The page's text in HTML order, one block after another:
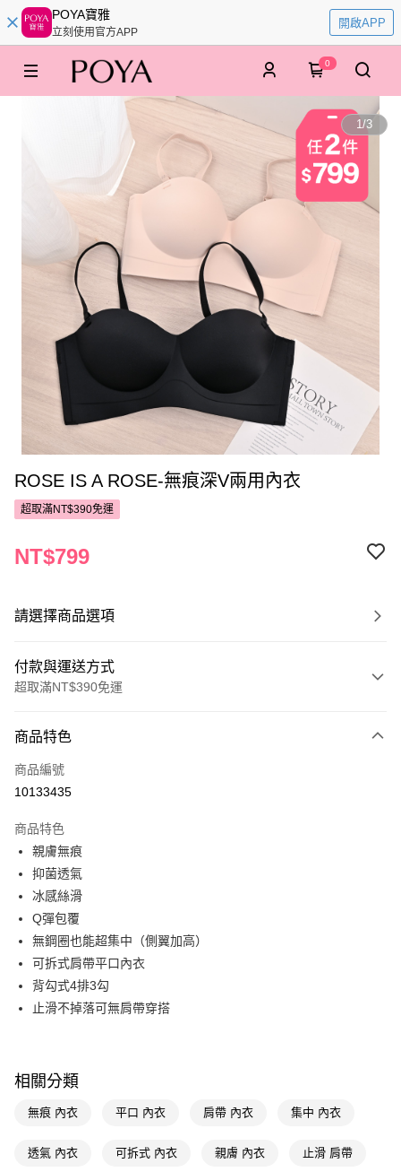
POYA寶雅
立刻使用官方APP
開啟APP
0
1/3
ROSE IS A ROSE-無痕深V兩用內衣
超取滿NT$390免運
NT$799
請選擇商品選項
付款與運送方式
超取滿NT$390免運
POYA支付
信用卡一次付款
LINE Pay
Apple Pay
街口支付
悠遊付
Google Pay
AFTEE先享後付
AFTEE先享後付是「在收到商品之後才付款」的支付方式。 讓您購物簡單
便利好安心！
２．便利：只要手機號碼，簡訊認證，即可結帳。
運送方式
商品特色
商品編號
10133435
商品特色
親膚無痕
抑菌透氣
冰感絲滑
Q彈包覆
無鋼圈也能超集中（側翼加高）
可拆式肩帶平口內衣
背勾式4排3勾
止滑不掉落可無肩帶穿搭
相關分類
無痕 內衣 平口 內衣 肩帶 內衣 集中 內衣
透氣 內衣 可拆式 內衣 親膚 內衣 止滑 肩帶